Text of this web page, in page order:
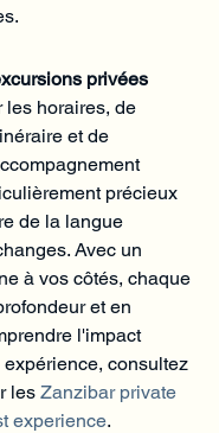
privées
les horaires, de
et de
précieux
de la langue
Avec un
à vos côtés, chaque
et en
l'impact
consultez
les Zanzibar private
experience.